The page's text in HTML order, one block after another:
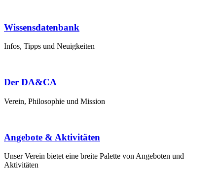
Wissensdatenbank
Infos, Tipps und Neuigkeiten
Der DA&CA
Verein, Philosophie und Mission
Angebote & Aktivitäten
Unser Verein bietet eine breite Palette von Angeboten und
Aktivitäten